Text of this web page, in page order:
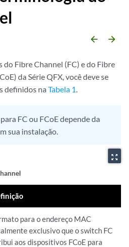
arrow_backward arrow_forward
do Fibre Channel (FC) e do Fibre
da Série QFX, você deve se
definidos na Tabela 1.
FC ou FCoE depende da
sua instalação.
zoom_out_map
para o endereço MAC
exclusivo que o switch FC
aos dispositivos FCoE para